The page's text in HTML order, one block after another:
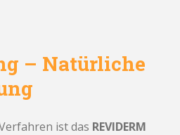
– Natürliche
ist das REVIDERM